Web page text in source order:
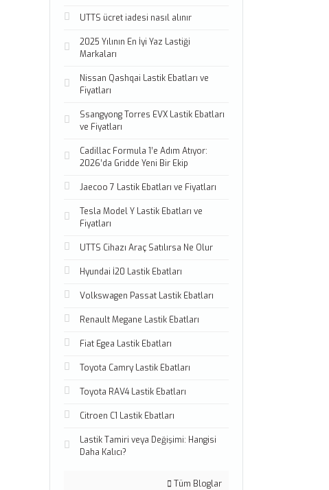
UTTS ücret iadesi nasıl alınır
2025 Yılının En İyi Yaz Lastiği
Markaları
Nissan Qashqai Lastik Ebatları ve
Fiyatları
Ssangyong Torres EVX Lastik Ebatları
ve Fiyatları
Cadillac Formula 1’e Adım Atıyor:
2026’da Gridde Yeni Bir Ekip
Jaecoo 7 Lastik Ebatları ve Fiyatları
Tesla Model Y Lastik Ebatları ve
Fiyatları
UTTS Cihazı Araç Satılırsa Ne Olur
Hyundai İ20 Lastik Ebatları
Volkswagen Passat Lastik Ebatları
Renault Megane Lastik Ebatları
Fiat Egea Lastik Ebatları
Toyota Camry Lastik Ebatları
Toyota RAV4 Lastik Ebatları
Citroen C1 Lastik Ebatları
Lastik Tamiri veya Değişimi: Hangisi
Daha Kalıcı?
Tüm Bloglar